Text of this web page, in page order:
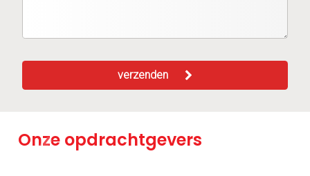
verzenden
Onze opdrachtgevers